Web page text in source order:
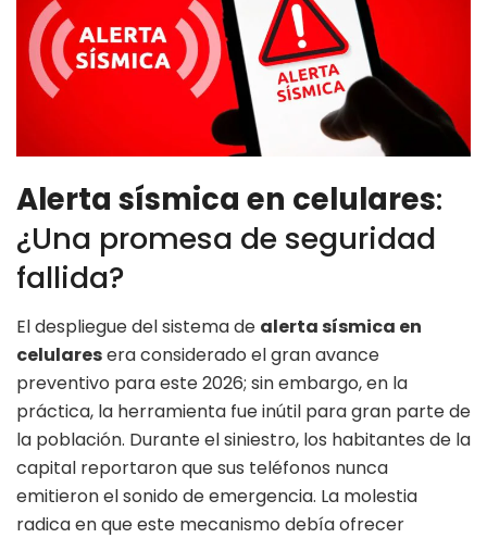
Alerta sísmica en celulares:
¿Una promesa de seguridad
fallida?
El despliegue del sistema de alerta sísmica en
celularesera considerado el gran avance
preventivo para este 2026; sin embargo, en la
práctica, la herramienta fue inútil para gran parte de
la población. Durante el siniestro, los habitantes de la
capital reportaron que sus teléfonos nunca
emitieron el sonido de emergencia. La molestia
radica en que este mecanismo debía ofrecer